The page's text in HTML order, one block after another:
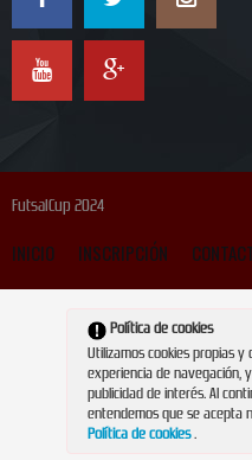
FutsalCup 2024
INICIO INSCRIPCIÓN
Política de cookies
Utilizamos cookies propias
experiencia de navegación,
publicidad de interés. Al
entendemos que se acepta
Política de cookies.